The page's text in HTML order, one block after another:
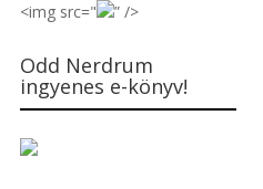
<img src=" ” />
Odd Nerdrum
ingyenes e-könyv!